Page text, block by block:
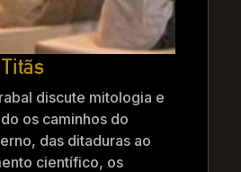
discute mitologia e
os caminhos do
das ditaduras ao
científico, os